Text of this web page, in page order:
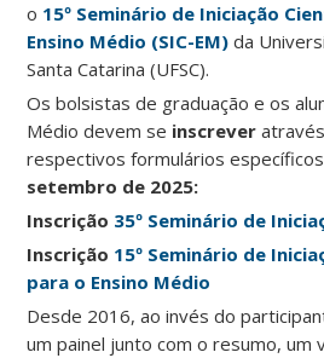
o 15º Seminário de Iniciação
Ensino Médio (SIC-EM) da
Santa Catarina (UFSC).
Os bolsistas de graduação e os
Médio devem se inscrever
respectivos formulários
setembro de 2025:
Inscrição 35º Seminário de
Inscrição 15º Seminário de
para o Ensino Médio
Desde 2016, ao invés do
um painel junto com o resumo, um